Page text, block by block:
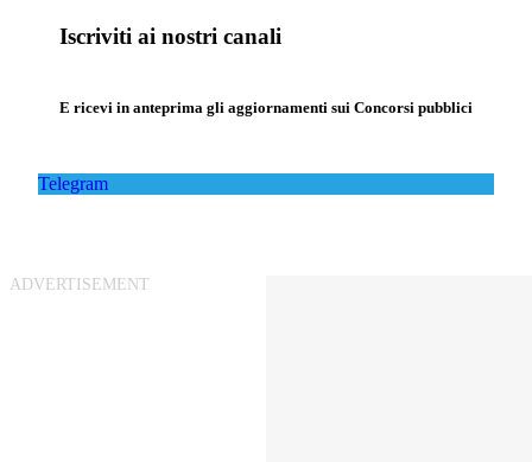
Iscriviti ai nostri canali
E ricevi in anteprima gli aggiornamenti sui Concorsi pubblici
Telegram